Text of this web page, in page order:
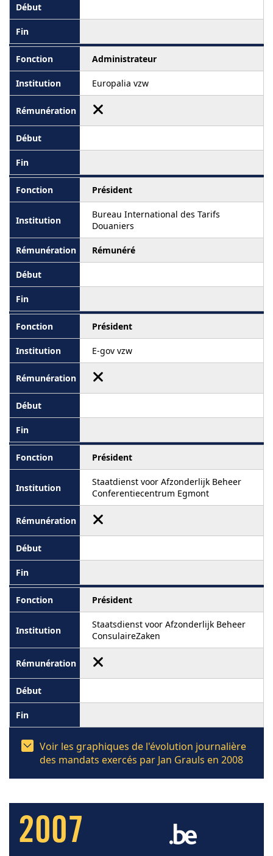
Administrateur
Europalia vzw
Président
Bureau International des Tarifs
Douaniers
Rémunéré
Président
E-gov vzw
Président
Staatdienst voor Afzonderlijk Beheer
Conferentiecentrum Egmont
Président
Staatsdienst voor Afzonderlijk Beheer
ConsulaireZaken
Voir les graphiques de l'évolution journalière
des mandats exercés par Jan Grauls en 2008
2007